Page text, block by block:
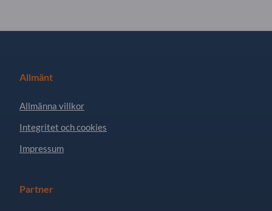
Allmänt
Allmänna villkor
Integritet och cookies
Impressum
Partner